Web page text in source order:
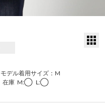
モデル着用サイズ：M
在庫 M:◯ L:◯